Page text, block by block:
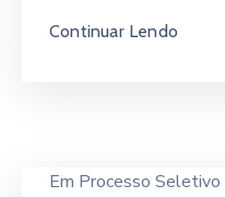
Continuar Lendo
Em Processo Seletivo